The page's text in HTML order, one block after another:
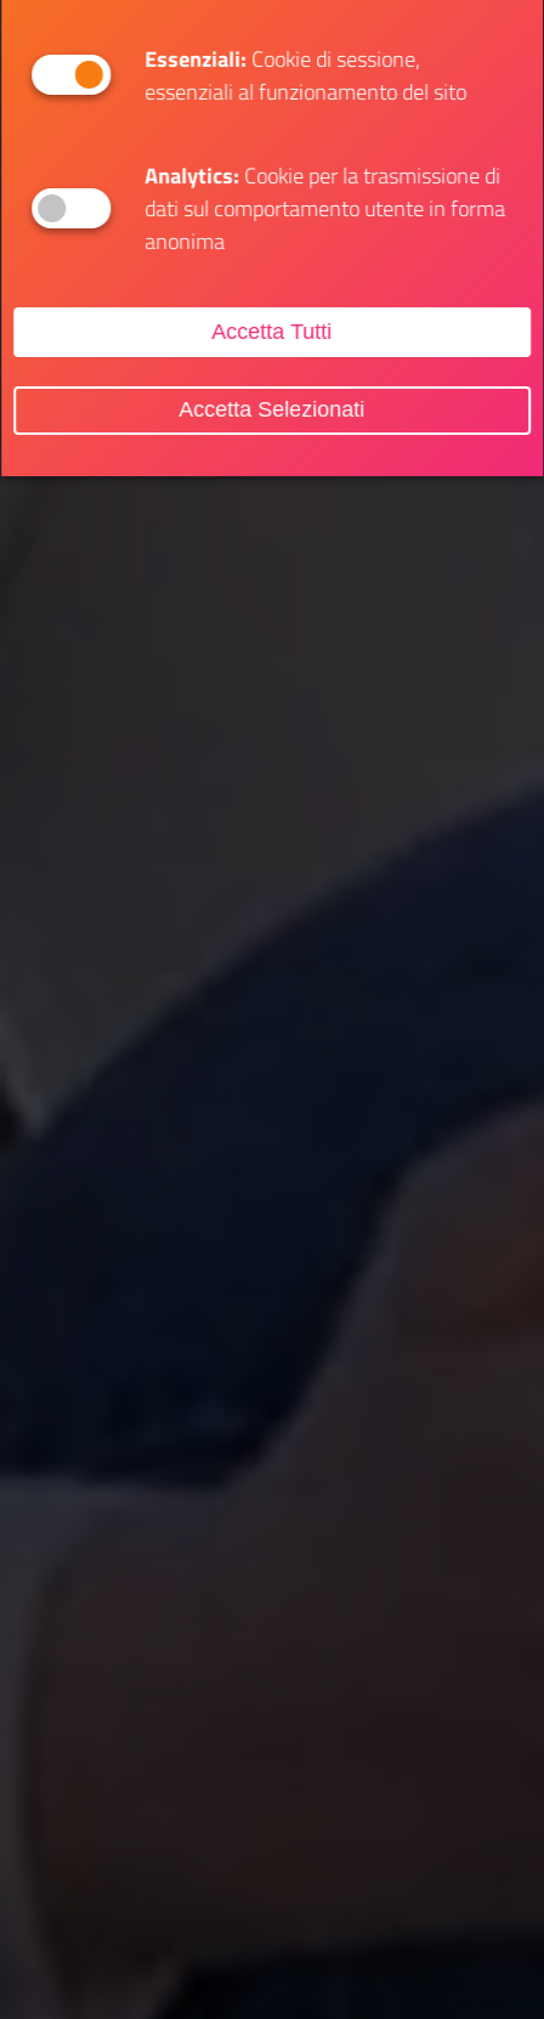
Essenziali:Cookie di sessione,
essenziali al funzionamento del sito
Analytics:Cookie per la trasmissione di
dati sul comportamento utente in forma
anonima
Accetta Tutti
Accetta Selezionati